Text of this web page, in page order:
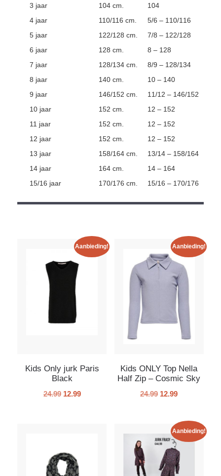
3 jaar 104 cm.
104
4 jaar
110/116 cm.
5/6 – 110/116
5 jaar
122/128 cm.
7/8 – 122/128
6 jaar
128 cm.
8 – 128
7 jaar
128/134 cm.
8/9 – 128/134
8 jaar
140 cm.
10 – 140
9 jaar
146/152 cm.
11/12 – 146/152
10 jaar
152 cm.
12 – 152
11 jaar
152 cm.
12 – 152
12 jaar
152 cm.
12 – 152
13 jaar
158/164 cm.
13/14 – 158/164
14 jaar
164 cm.
14 – 164
15/16 jaar
170/176 cm. 15/16 – 170/176
Aanbieding!
Kids Only jurk Paris
Black
24.99 12.99
Aanbieding!
Kids ONLY Top Nella
Half Zip – Cosmic Sky
24.99 12.99
Aanbieding!